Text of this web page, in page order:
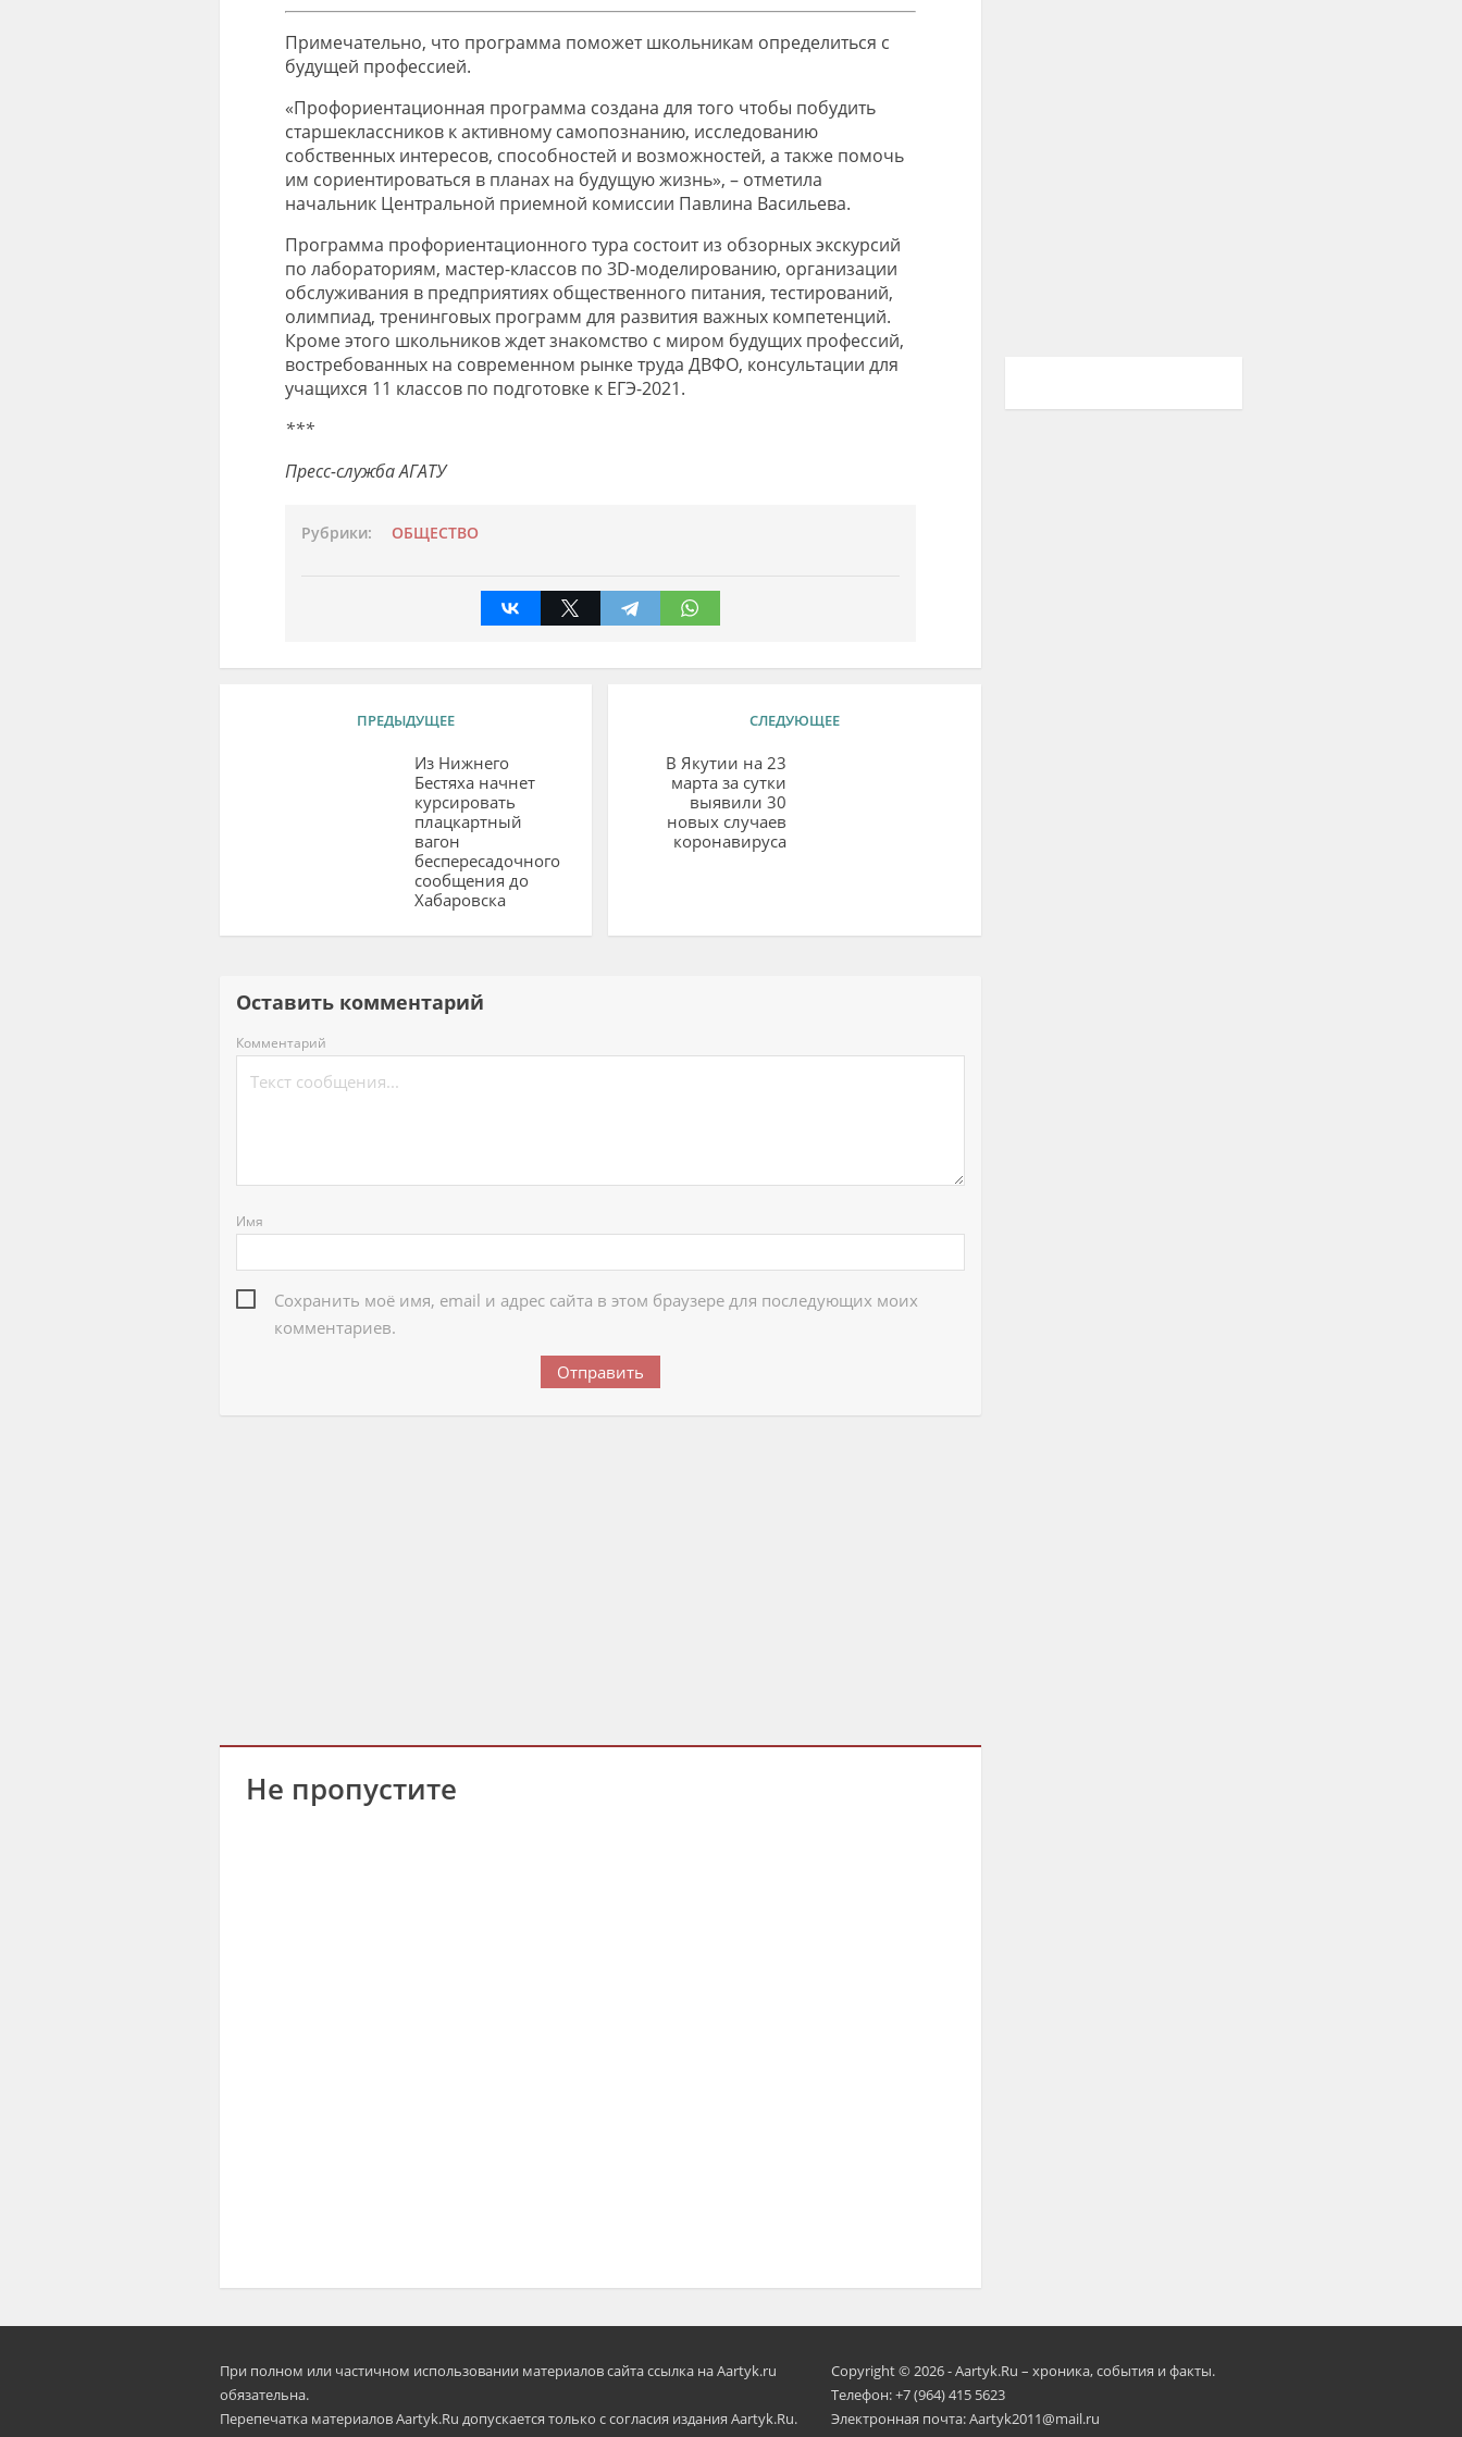
Примечательно, что программа поможет школьникам определиться с
будущей профессией.
«Профориентационная программа создана для того чтобы побудить
старшеклассников к активному самопознанию, исследованию
собственных интересов, способностей и возможностей, а также помочь
им сориентироваться в планах на будущую жизнь», – отметила
начальник Центральной приемной комиссии Павлина Васильева.
Программа профориентационного тура состоит из обзорных экскурсий
по лабораториям, мастер-классов по 3D-моделированию, организации
обслуживания в предприятиях общественного питания, тестирований,
олимпиад, тренинговых программ для развития важных компетенций.
Кроме этого школьников ждет знакомство с миром будущих профессий,
востребованных на современном рынке труда ДВФО, консультации для
учащихся 11 классов по подготовке к ЕГЭ-2021.
***
Пресс-служба АГАТУ
Рубрики: ОБЩЕСТВО
ПРЕДЫДУЩЕЕ
Из Нижнего
Бестяха начнет
курсировать
плацкартный
вагон
беспересадочного
сообщения до
Хабаровска
СЛЕДУЮЩЕЕ
В Якутии на 23
марта за сутки
выявили 30
новых случаев
коронавируса
Оставить комментарий
Комментарий
Имя
Сохранить моё имя, email и адрес сайта в этом браузере для последующих моих
комментариев.
Не пропустите
При полном или частичном использовании материалов сайта ссылка на Aartyk.ru
oбязательна.
Перепечатка материалов Aartyk.Ru допускается только с согласия издания Aartyk.Ru.
Copyright © 2026 - Aartyk.Ru – хроника, события и факты.
Телефон: +7 (964) 415 5623
Электронная почта: Aartyk2011@mail.ru